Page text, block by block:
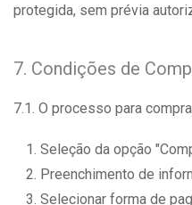
protegida, sem prévia
7. Condições de
7.1. O processo para
Seleção da opção
Preenchimento de
Selecionar forma de